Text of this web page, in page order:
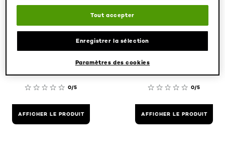
Glycolic Gloss
0/5
AFFICHER LE PRODUIT
Glycolic Gloss
0/5
AFFICHER LE PRODUIT
Tout accepter
Enregistrer la sélection
Paramètres des cookies